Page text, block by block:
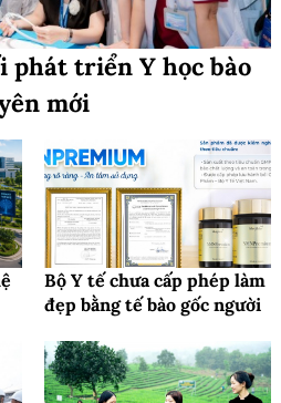
phát triển Y học bào
mới
Bộ Y tế chưa cấp phép làm
đẹp bằng tế bào gốc người